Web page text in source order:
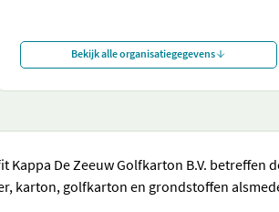
Bekijk alle organisatiegegevens
Kappa De Zeeuw Golfkarton B.V.
karton, golfkarton en grondstoffen